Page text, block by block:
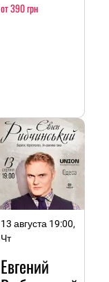
от 390 грн
13 августа 19:00,
Чт
Евгений